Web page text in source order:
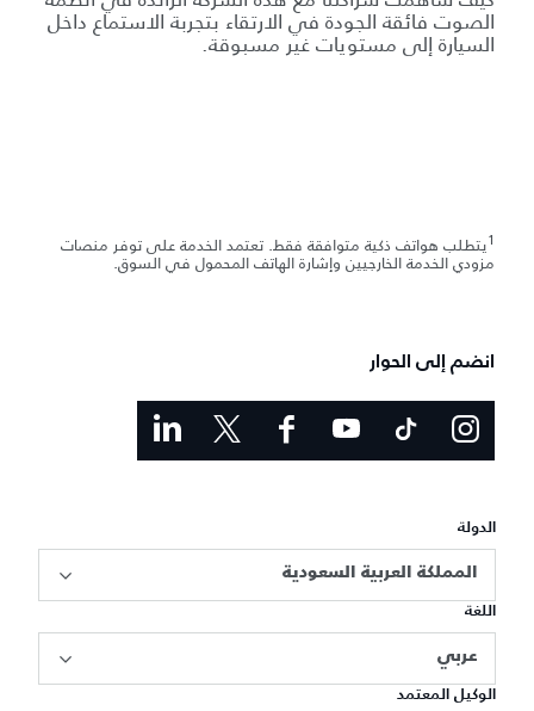
الصوت فائقة الجودة في الارتقاء بتجربة الاستماع داخل
السيارة إلى مستويات غير مسبوقة.
1يتطلب هواتف ذكية متوافقة فقط. تعتمد الخدمة على توفر منصات
مزودي الخدمة الخارجيين وإشارة الهاتف المحمول في السوق.
انضم إلى الحوار
الدولة
المملكة العربية السعودية
اللغة
عربي
الوكيل المعتمد